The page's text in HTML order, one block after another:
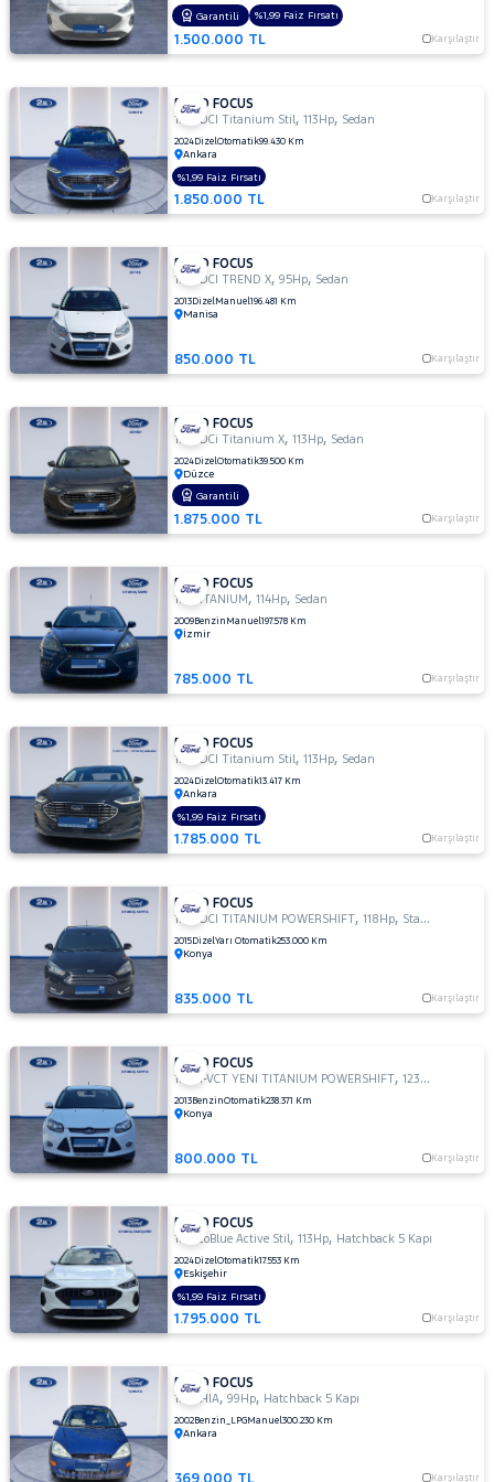
POWERSHIFT
1.5 TDCI
Stil
TDCI
TREND
X
1.5 TDCi
1.5 TDCi
PWS
MCA 120
BG 1499
CC
1.5 TDCi
Titanium
1.5 TI-VCT
TITANIUM
OTOMATIK
1.5 TI-
VCT
TREND
1.5
TREND-
X
1.6
AMBIENTE
1.6
Duratec
Ti-VCT
Titanium
1.6
GHIA
1.6
TDCI
1.6 TDCI
TITANIUM
1.6
TDCI
TREND
TITANIUM
1.6 TI-
VCT
TREND
X
1.6 TI-VCT
TITANIUM
POWERSHIFT
1.6 TREND
X
OTOMATIK
2.0
ST
KUGA
MONDEO
1.500.000 TL Karşılaştır
Garantili %1,99 Faiz Fırsatı
FORD FOCUS
1.5 TDCI Titanium Stil,113Hp, Sedan
2024DizelOtomatik99.430 Km
Ankara
1.850.000 TL Karşılaştır
%1,99 Faiz Fırsatı
FORD FOCUS
1.6 TDCI TREND X,95Hp, Sedan
2013DizelManuel196.481 Km
Manisa
850.000 TL Karşılaştır
FORD FOCUS
1.5 TDCi Titanium X,113Hp, Sedan
2024DizelOtomatik39.500 Km
Düzce
1.875.000 TL Karşılaştır
Garantili
FORD FOCUS
1.6 TITANIUM ,114Hp, Sedan
2009Benzin Manuel197.578 Km
İzmir
785.000 TL Karşılaştır
FORD FOCUS
1.5 TDCI Titanium Stil,113Hp, Sedan
2024DizelOtomatik13.417 Km
Ankara
1.785.000 TL Karşılaştır
%1,99 Faiz Fırsatı
FORD FOCUS
1.5 TDCI TITANIUM POWERSHIFT,118Hp, StationWagon
2015DizelYarı Otomatik253.000 Km
Konya
835.000 TL Karşılaştır
FORD FOCUS
1.6 TI-VCT YENI TITANIUM POWERSHIFT,123Hp
2013BenzinOtomatik238.371 Km
Konya
800.000 TL Karşılaştır
FORD FOCUS
1.5 EcoBlue Active Stil,113Hp, Hatchback 5 Kapı
2024DizelOtomatik17.553 Km
Eskişehir
1.795.000 TL Karşılaştır
%1,99 Faiz Fırsatı
FORD FOCUS
1.6 GHIA,99Hp, Hatchback 5 Kapı
2002Benzin_LPGManuel300.230 Km
Ankara
Karşılaştır